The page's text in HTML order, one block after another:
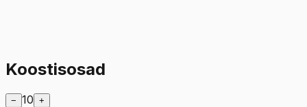
Koostisosad
− 10 +